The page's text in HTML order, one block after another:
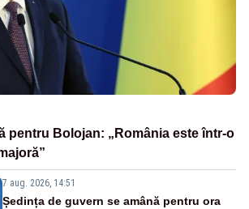
pentru Bolojan: „România este într-o
7 aug. 2026, 14:51
Ședința de guvern se amână pentru ora